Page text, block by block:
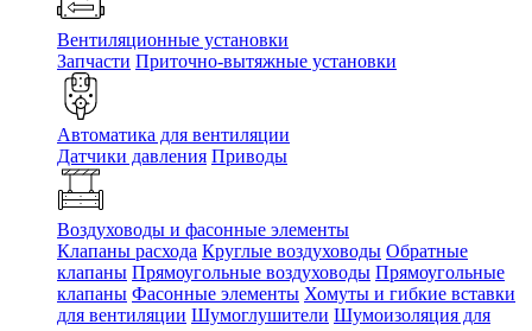
Вентиляционные установки
Запчасти Приточно-вытяжные установки
Автоматика для вентиляции
Датчики давления Приводы
Воздуховоды и фасонные элементы
Клапаны расхода Круглые воздуховоды Обратные
клапаны Прямоугольные воздуховоды Прямоугольные
клапаны Фасонные элементы Хомуты и гибкие вставки
для вентиляции Шумоглушители Шумоизоляция для